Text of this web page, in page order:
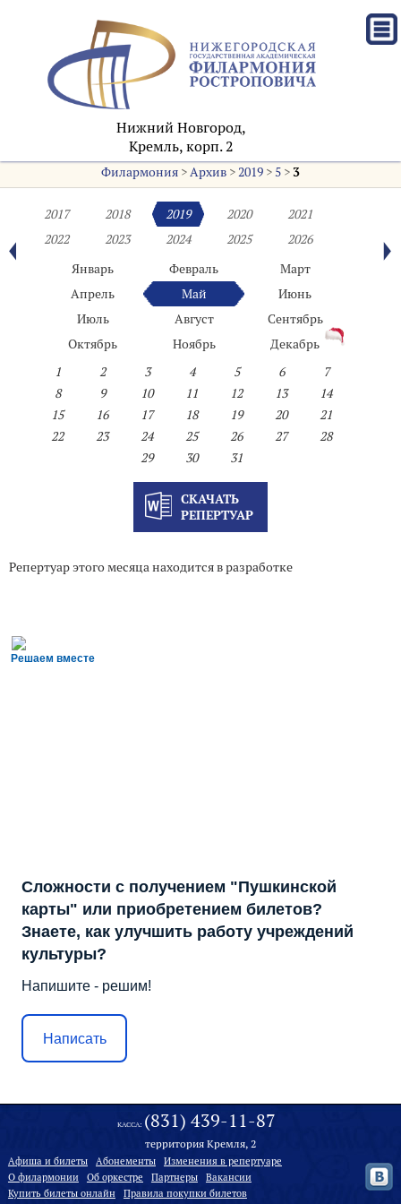
Нижний Новгород,
Кремль, корп. 2
Филармония>Архив>2019> 5> 3
2017 2018 2019 2020
2021
2022
2023 2024 2025
2026
Январь
Февраль
Март
Апрель
Май
Июнь
Июль
Август
Сентябрь
Октябрь
Ноябрь
Декабрь
1
2 3 4 5 6
7
8
9 10 11 12 13
14
15
16 17 18 19 20
21
22
23 24 25 26 27
28
29
30 31
СКАЧАТЬ
РЕПЕРТУАР
Репертуар этого месяца находится в разработке
Решаем вместе
Сложности с получением "Пушкинской
карты" или приобретением билетов?
Знаете, как улучшить работу учреждений
культуры?
Напишите - решим!
Написать
КАССА: (831) 439-11-87
территория Кремля, 2
Афиша и билеты Абонементы
Изменения в репертуаре
О филармонии
Oб оркестре Партнеры
Вакансии
Купить билеты онлайн
Правила покупки билетов